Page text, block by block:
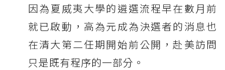
因為夏威夷大學的遴選流程早在數月前
就已啟動，高為元成為決選者的消息也
在清大第二任期開始前公開，赴美訪問
只是既有程序的一部分。